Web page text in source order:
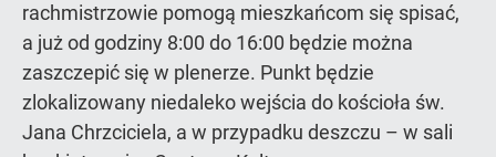
rachmistrzowie pomogą mieszkańcom się spisać,
a już od godziny 8:00 do 16:00 będzie można
zaszczepić się w plenerze. Punkt będzie
zlokalizowany niedaleko wejścia do kościoła św.
Jana Chrzciciela, a w przypadku deszczu – w sali